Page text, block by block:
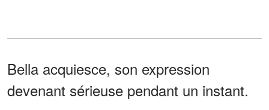
Bella acquiesce, son expression
devenant sérieuse pendant un instant.